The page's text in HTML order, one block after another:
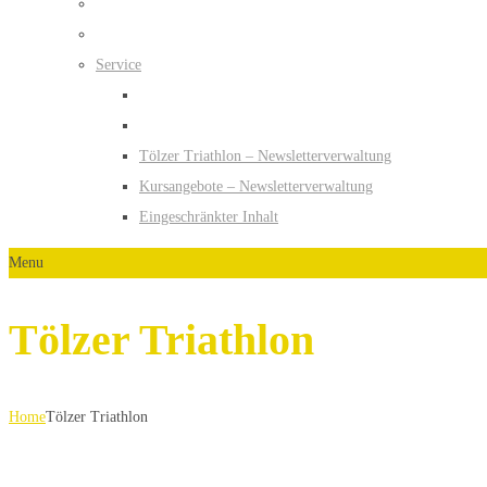
Service
Tölzer Triathlon – Newsletterverwaltung
Kursangebote – Newsletterverwaltung
Eingeschränkter Inhalt
Menu
Tölzer Triathlon
HomeTölzer Triathlon